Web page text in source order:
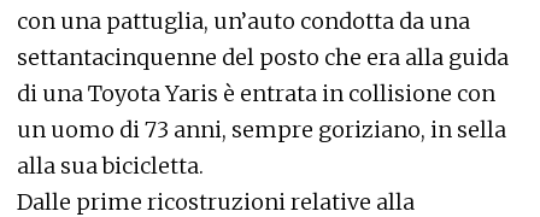
con una pattuglia, un’auto condotta da una
settantacinquenne del posto che era alla guida
di una Toyota Yaris è entrata in collisione con
un uomo di 73 anni, sempre goriziano, in sella
alla sua bicicletta.
Dalle prime ricostruzioni relative alla